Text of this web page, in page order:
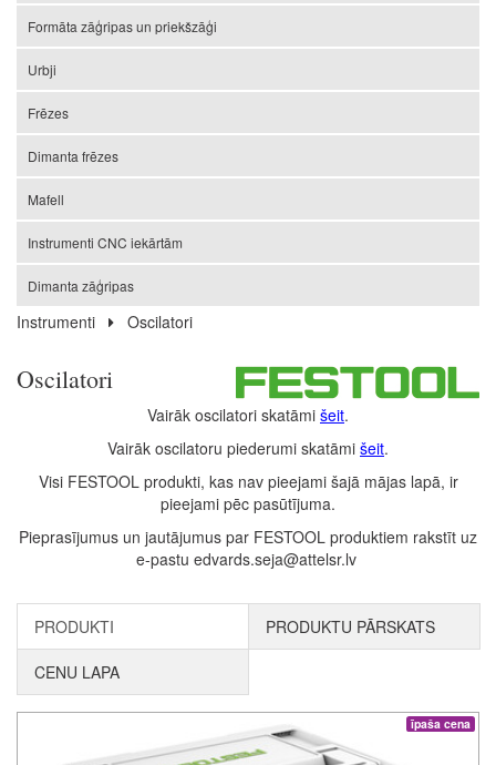
Formāta zāģripas un priekšzāģi
Urbji
Frēzes
Dimanta frēzes
Mafell
Instrumenti CNC iekārtām
Dimanta zāģripas
Instrumenti Oscilatori
Oscilatori
Vairāk oscilatori skatāmi šeit.
Vairāk oscilatoru piederumi skatāmi šeit.
Visi FESTOOL produkti, kas nav pieejami šajā mājas lapā, ir
pieejami pēc pasūtījuma.
Pieprasījumus un jautājumus par FESTOOL produktiem rakstīt uz
e-pastu edvards.seja@attelsr.lv
PRODUKTI PRODUKTU PĀRSKATS
CENU LAPA
īpaša cena